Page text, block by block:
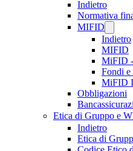
Indietro
Normativa
MIFID
Indietro
MIFID
MiFID -
Fondi e
MiFID
Obbligazioni
Etica di Gruppo e
Indietro
Etica di